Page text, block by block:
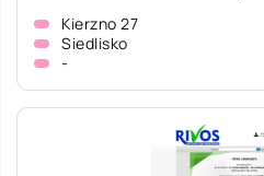
Kierzno 27
Siedlisko
-